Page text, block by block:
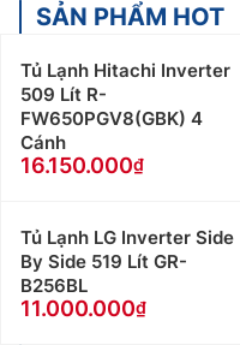
SẢN PHẨM HOT
Tủ Lạnh Hitachi Inverter
509 Lít R-
FW650PGV8(GBK) 4
Cánh
16.150.000
Tủ Lạnh LG Inverter Side
By Side 519 Lít GR-
B256BL
11.000.000